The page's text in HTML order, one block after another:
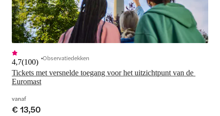
Tickets met versnelde toegang voor het uitzichtpunt van de
Euromast
4,7(100) Observatiedekken
vanaf
€ 13,50